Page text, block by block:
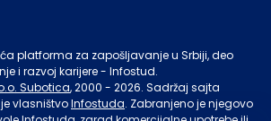
platforma za zapošljavanje u Srbiji, deo
i razvoj karijere - Infostud.
Subotica, 2000 - 2026. Sadržaj sajta
je vlasništvoInfostuda. Zabranjeno je njegovo